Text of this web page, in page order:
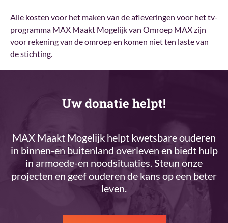
Alle kosten voor het maken van de afleveringen voor het tv-
programma MAX Maakt Mogelijk van Omroep MAX zijn
voor rekening van de omroep en komen niet ten laste van
de stichting.
Uw donatie helpt!
MAX Maakt Mogelijk helpt kwetsbare ouderen
in binnen-en buitenland overleven en biedt hulp
in armoede-en noodsituaties. Steun onze
projecten en geef ouderen de kans op een beter
leven.